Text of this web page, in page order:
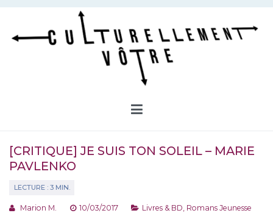
Aller
contenu
[CRITIQUE] JE SUIS TON SOLEIL – MARIE
PAVLENKO
Marion M. 10/03/2017 Livres & BD Romans Jeunesse